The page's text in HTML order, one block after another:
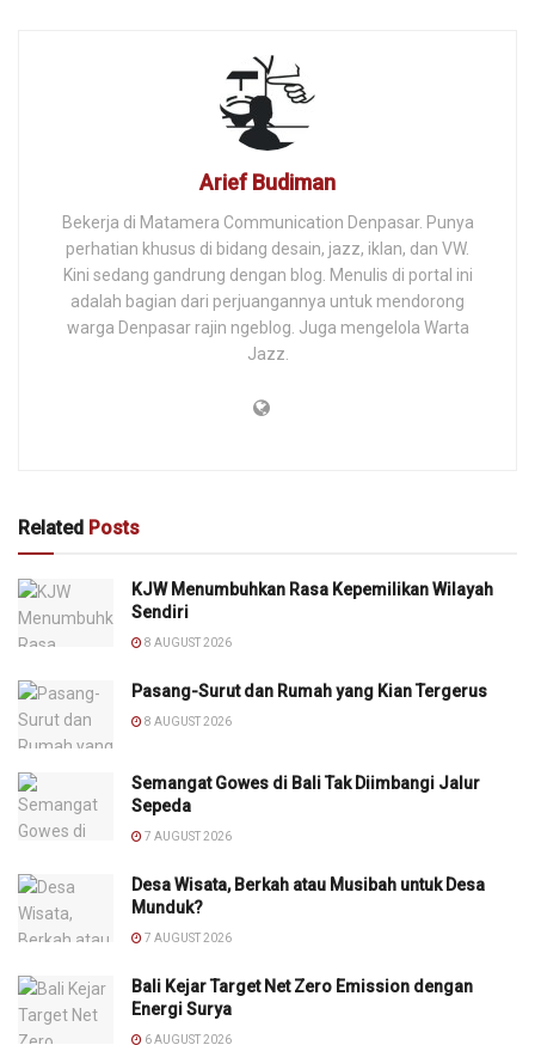
Arief Budiman
Bekerja di Matamera Communication Denpasar. Punya
perhatian khusus di bidang desain, jazz, iklan, dan VW.
Kini sedang gandrung dengan blog. Menulis di portal ini
adalah bagian dari perjuangannya untuk mendorong
warga Denpasar rajin ngeblog. Juga mengelola Warta
Jazz.
Related Posts
KJW Menumbuhkan Rasa Kepemilikan Wilayah
Sendiri
8 AUGUST 2026
Pasang-Surut dan Rumah yang Kian Tergerus
8 AUGUST 2026
Semangat Gowes di Bali Tak Diimbangi Jalur
Sepeda
7 AUGUST 2026
Desa Wisata, Berkah atau Musibah untuk Desa
Munduk?
7 AUGUST 2026
Bali Kejar Target Net Zero Emission dengan
Energi Surya
6 AUGUST 2026